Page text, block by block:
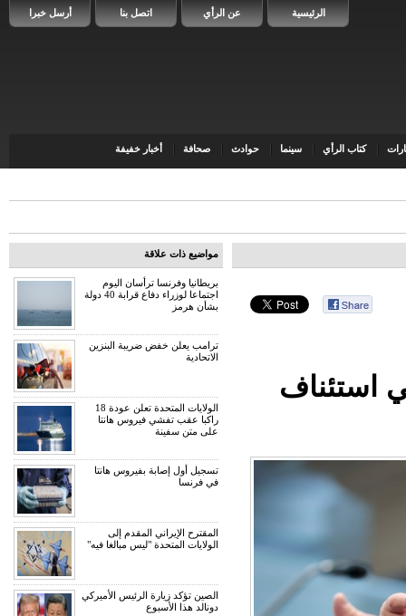
أرسل خبرا اتصل بنا عن الرأي الرئيسية
كتاب الرأي سينما حوادث صحافة أخبار خفيفة
استئناف
مواضيع ذات علاقة
بريطانيا وفرنسا ترأسان اليوم
اجتماعا لوزراء دفاع قرابة 40 دولة
بشأن هرمز
ترامب يعلن خفض ضريبة البنزين
الاتحادية
الولايات المتحدة تعلن عودة 18
راكبا عقب تفشي فيروس هانتا
على متن سفينة
تسجيل أول إصابة بفيروس هانتا
في فرنسا
المقترح الإيراني المقدم إلى
الولايات المتحدة "ليس مبالغا فيه"
الصين تؤكد زيارة الرئيس الأميركي
دونالد هذا الأسبوع